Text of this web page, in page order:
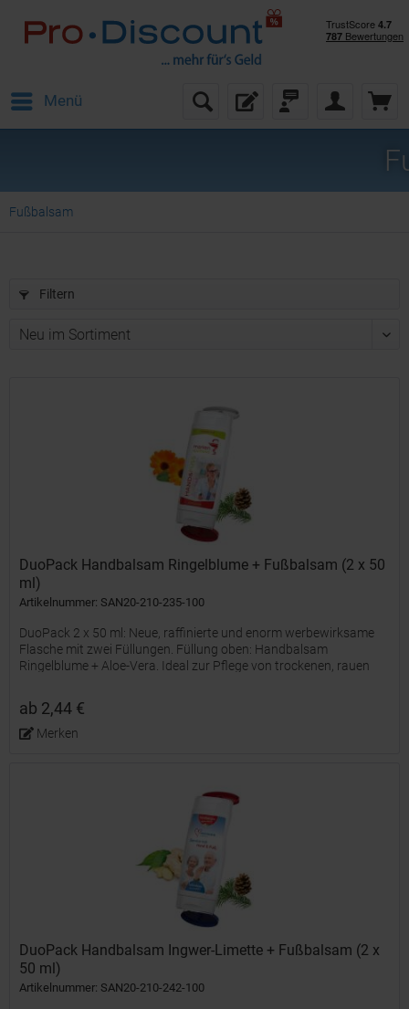
Menü
Fußbalsam
Filtern
DuoPack Handbalsam Ringelblume + Fußbalsam (2 x 50
ml)
Artikelnummer: SAN20-210-235-100
DuoPack 2 x 50 ml: Neue, raffinierte und enorm werbewirksame
Flasche mit zwei Füllungen. Füllung oben: Handbalsam
Ringelblume + Aloe-Vera. Ideal zur Pflege von trockenen, rauen
ab 2,44 €
Merken
DuoPack Handbalsam Ingwer-Limette + Fußbalsam (2 x
50 ml)
Artikelnummer: SAN20-210-242-100